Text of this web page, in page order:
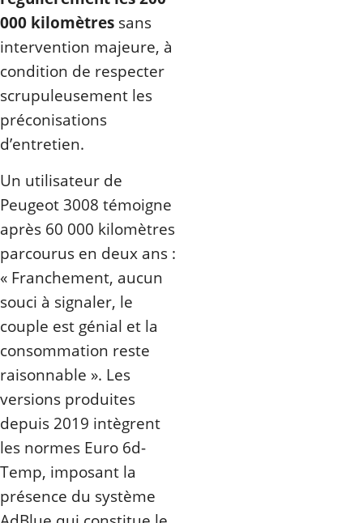
000 kilomètres sans
intervention majeure, à
condition de respecter
scrupuleusement les
préconisations
d’entretien.
Un utilisateur de
Peugeot 3008 témoigne
après 60 000 kilomètres
parcourus en deux ans :
« Franchement, aucun
souci à signaler, le
couple est génial et la
consommation reste
raisonnable ». Les
versions produites
depuis 2019 intègrent
les normes Euro 6d-
Temp, imposant la
présence du système